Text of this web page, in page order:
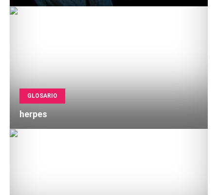
GLOSARIO
herpes